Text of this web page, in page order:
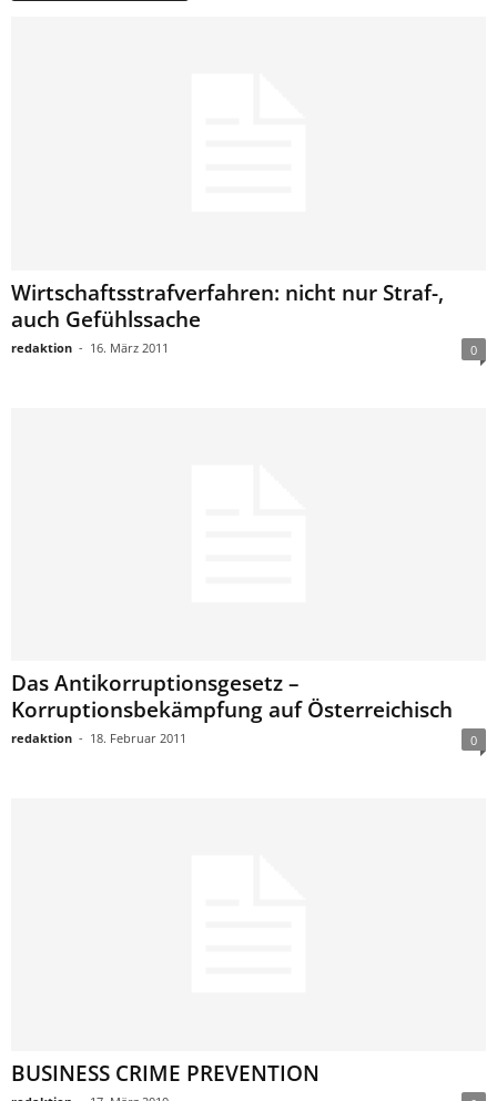
Wirtschaftsstrafverfahren: nicht nur Straf-,
auch Gefühlssache
redaktion - 16. März 2011 0
Das Antikorruptionsgesetz –
Korruptionsbekämpfung auf Österreichisch
redaktion - 18. Februar 2011 0
BUSINESS CRIME PREVENTION